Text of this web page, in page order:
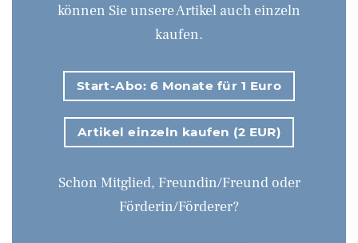
können Sie unsere Artikel auch einzeln
kaufen.
Start-Abo: 6 Monate für 1 Euro
Artikel einzeln kaufen (2 EUR)
Schon Mitglied, Freundin/Freund oder
Förderin/Förderer?